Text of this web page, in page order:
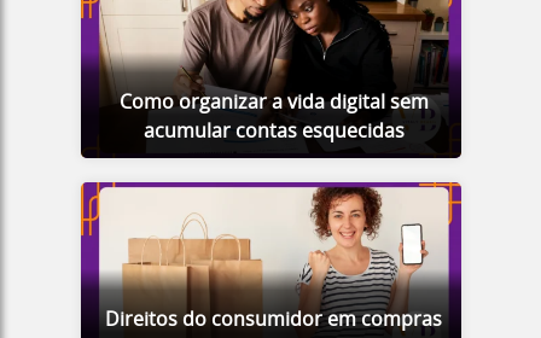
Como organizar a vida digital sem
acumular contas esquecidas
Direitos do consumidor em compras